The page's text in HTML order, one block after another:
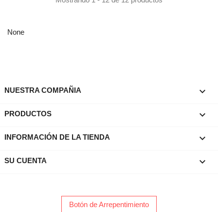
None
NUESTRA COMPAÑIA 
PRODUCTOS 
INFORMACIÓN DE LA TIENDA keyboard_arrow_down
SU CUENTA 
Botón de Arrepentimiento